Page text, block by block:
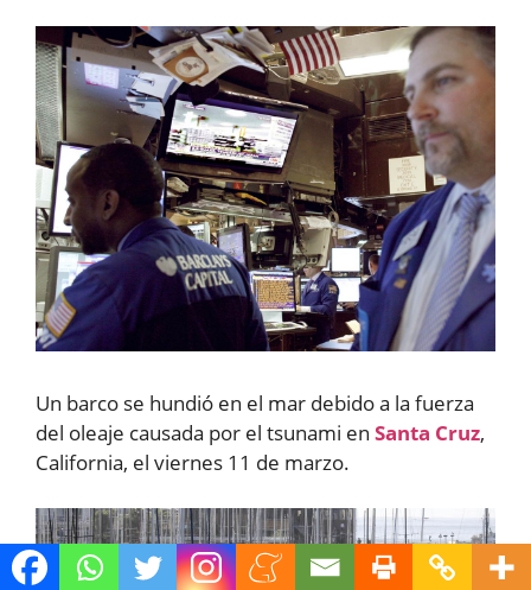
Un barco se hundió en el mar debido a la fuerza
del oleaje causada por el tsunami en Santa Cruz,
California, el viernes 11 de marzo.